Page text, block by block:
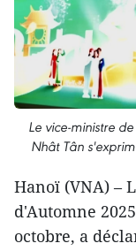
Le vice-ministre
Nhât Tân
Hanoï (VNA) –
d'Automne
octobre, a